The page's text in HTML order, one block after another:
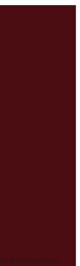
drets reservats.